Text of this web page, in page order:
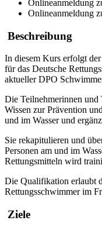
Onlineanmeldung
Onlineanmeldung
Beschreibung
In diesem Kurs erfolgt
für das Deutsche
aktueller DPO
Die Teilnehmerinnen und
Wissen zur Prävention
und im Wasser und
Sie rekapitulieren und
Personen am und im
Rettungsmitteln wird
Die Qualifikation erlaubt
Rettungsschwimmer im
Ziele